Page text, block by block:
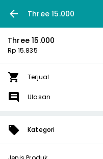
Three 15.000
Three 15.000
Rp 15.835
Terjual
Ulasan
Kategori